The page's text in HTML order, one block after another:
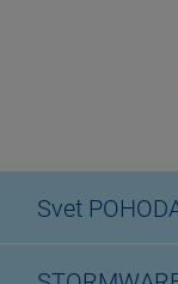
Svet